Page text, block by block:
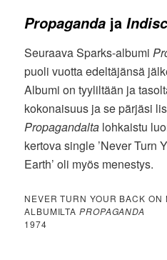
Propaganda ja
Seuraava Sparks-albumi
puoli vuotta edeltäjänsä
Albumi on tyyliltään ja
kokonaisuus ja se pärjäsi
Propagandalta lohkaistu
kertova single ’Never Turn
Earth’ oli myös menestys.
NEVER TURN YOUR BACK ON
ALBUMILTAPROPAGANDA
1974